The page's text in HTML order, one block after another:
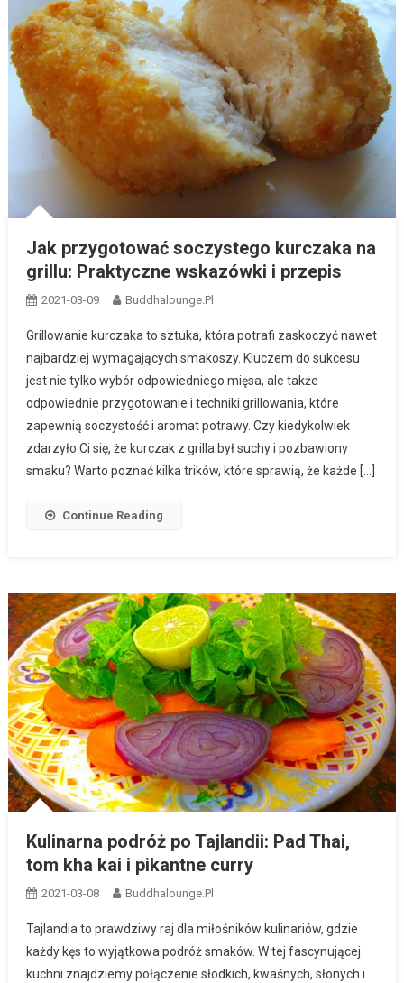
Jak przygotować soczystego kurczaka na
grillu: Praktyczne wskazówki i przepis
2021-03-09 Buddhalounge.pl
Grillowanie kurczaka to sztuka, która potrafi zaskoczyć nawet
najbardziej wymagających smakoszy. Kluczem do sukcesu
jest nie tylko wybór odpowiedniego mięsa, ale także
odpowiednie przygotowanie i techniki grillowania, które
zapewnią soczystość i aromat potrawy. Czy kiedykolwiek
zdarzyło Ci się, że kurczak z grilla był suchy i pozbawiony
smaku? Warto poznać kilka trików, które sprawią, że każde […]
Continue Reading
Kulinarna podróż po Tajlandii: Pad Thai,
tom kha kai i pikantne curry
2021-03-08 Buddhalounge.pl
Tajlandia to prawdziwy raj dla miłośników kulinariów, gdzie
każdy kęs to wyjątkowa podróż smaków. W tej fascynującej
kuchni znajdziemy połączenie słodkich, kwaśnych, słonych i